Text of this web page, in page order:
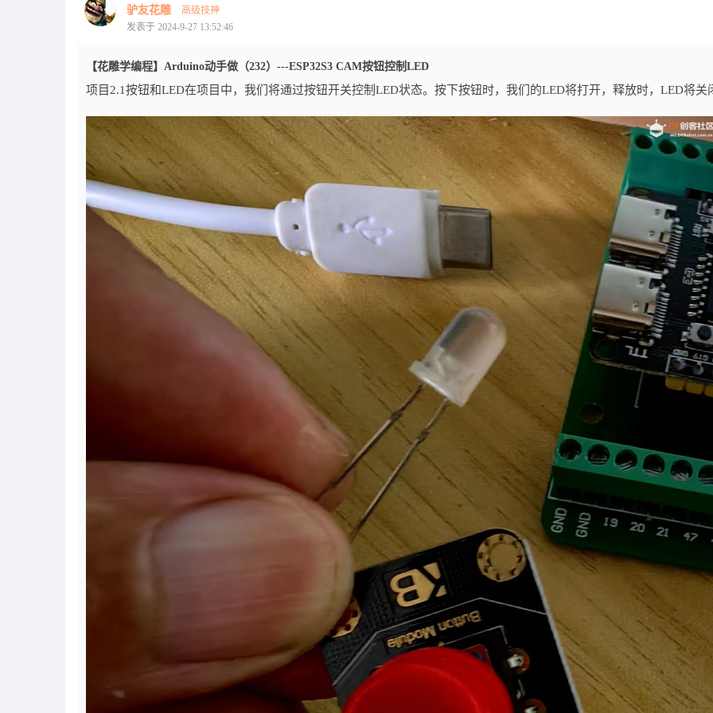
驴友花雕
高级技神
发表于 2024-9-27 13:52:46
【花雕学编程】Arduino动手做（232）---ESP32S3 CAM按钮控制LED
项目2.1按钮和LED在项目中，我们将通过按钮开关控制LED状态。按下按钮时，我们的LED将打开，释放时，LED将关